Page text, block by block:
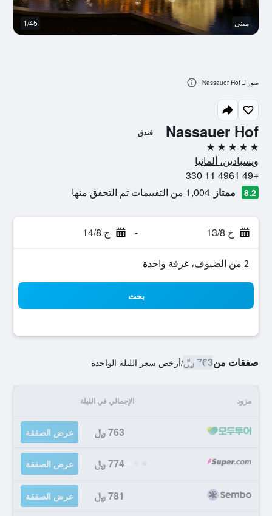
Nassauer Hof فندق
5 نجوم
ويسبادين، ألمانيا
+49 4961 11 330
8.2 ممتاز 1,004 من التقييمات تم التحقق منها
خ 13/8 - ج 14/8
2 من الضيوف، غرفة واحدة
بحث
صفقات من763 ﷼ /أرخص سعر الليلة الواحدة
مزود الإجمالي في الليلة
763 ﷼ عرض الصفقة
774 ﷼ عرض الصفقة
781 ﷼ عرض الصفقة
مبنى 1/45
صور لـ Nassauer Hof